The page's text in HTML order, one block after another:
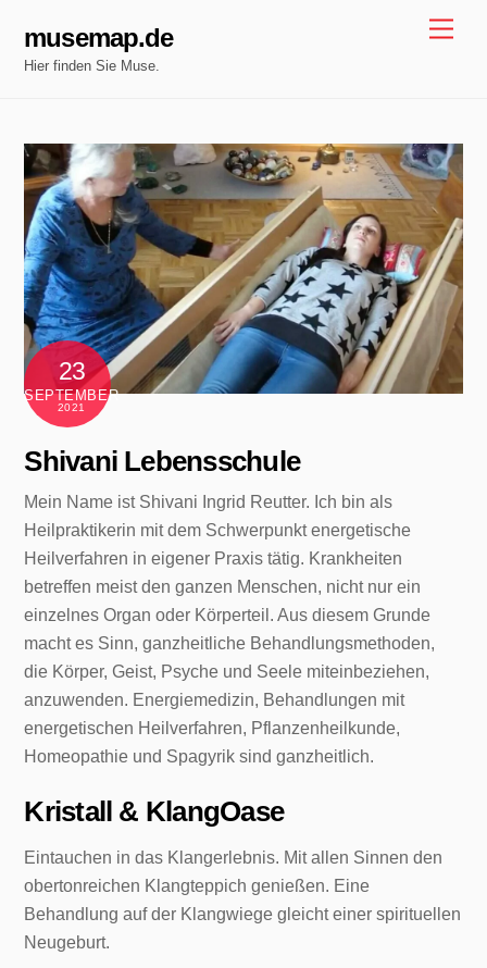
content
musemap.de
Hier finden Sie Muse.
23
SEPTEMBER
2021
Shivani Lebensschule
Mein Name ist Shivani Ingrid Reutter. Ich bin als
Heilpraktikerin mit dem Schwerpunkt energetische
Heilverfahren in eigener Praxis tätig. Krankheiten
betreffen meist den ganzen Menschen, nicht nur ein
einzelnes Organ oder Körperteil. Aus diesem Grunde
macht es Sinn, ganzheitliche Behandlungsmethoden,
die Körper, Geist, Psyche und Seele miteinbeziehen,
anzuwenden. Energiemedizin, Behandlungen mit
energetischen Heilverfahren, Pflanzenheilkunde,
Homeopathie und Spagyrik sind ganzheitlich.
Kristall & KlangOase
Eintauchen in das Klangerlebnis. Mit allen Sinnen den
obertonreichen Klangteppich genießen. Eine
Behandlung auf der Klangwiege gleicht einer spirituellen
Neugeburt.